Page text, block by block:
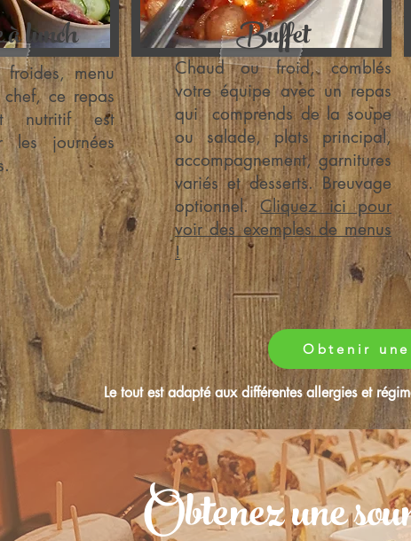
lunch
froides, menu
ce repas
nutritif est
les journées
Buffet
Chaud ou froid​, comblés
votre équipe avec un repas
qui comprends de la soupe
ou salade, plats principal,
accompagnement, garnitures
variés et desserts. Breuvage
optionnel.Cliquez ici pour
voir des exemples de menus
!
Obtenir
Le tout est adapté aux différentes allergies et
Obtenez une